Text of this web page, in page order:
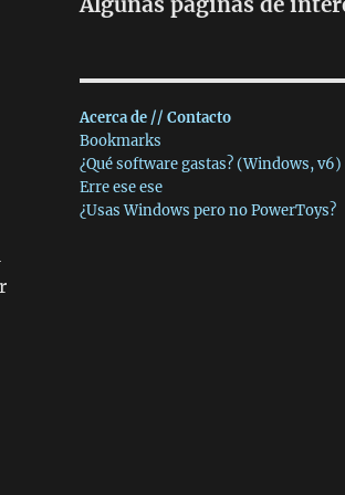
Acerca de // Contacto
Bookmarks
¿Qué software gastas? (Windows, v6)
Erre ese ese
¿Usas Windows pero no PowerToys?